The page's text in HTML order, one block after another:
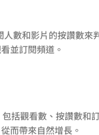
數和影片的按讚數
並訂閱頻道。
括觀看數、按讚數和
而帶來自然增長。